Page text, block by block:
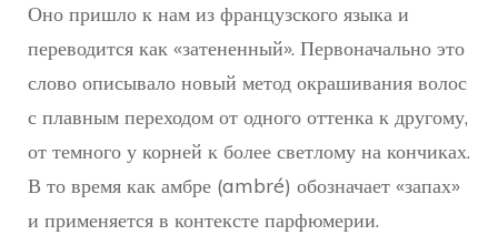
Оно пришло к нам из французского языка и
переводится как «затененный». Первоначально это
слово описывало новый метод окрашивания волос
с плавным переходом от одного оттенка к другому,
от темного у корней к более светлому на кончиках.
В то время как амбре (ambré) обозначает «запах»
и применяется в контексте парфюмерии.